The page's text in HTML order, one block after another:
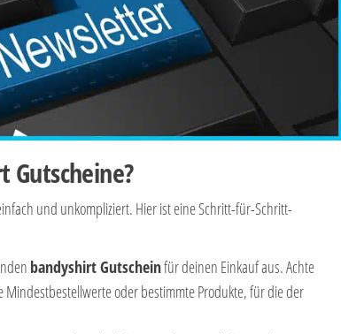
Gutscheine?
und unkompliziert. Hier ist eine Schritt-für-Schritt-
bandyshirt Gutscheinfür deinen Einkauf aus. Achte
oder bestimmte Produkte, für die der